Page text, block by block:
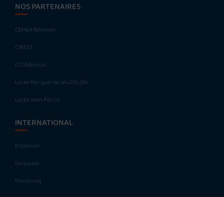
NOS PARTENAIRES
CEMEA Réunion
CIREST
CCI Réunion
Lycée Marguerite JAUZELON
Lycée Jean Perrin
INTERNATIONAL
Erasmus+
Europass
Etwinning